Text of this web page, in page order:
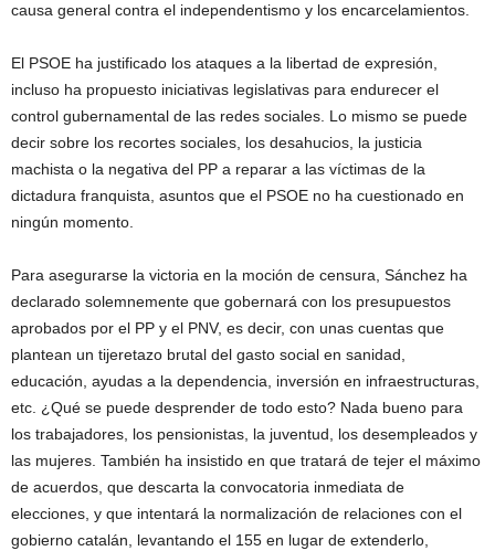
causa general contra el independentismo y los encarcelamientos.
El PSOE ha justificado los ataques a la libertad de expresión,
incluso ha propuesto iniciativas legislativas para endurecer el
control gubernamental de las redes sociales. Lo mismo se puede
decir sobre los recortes sociales, los desahucios, la justicia
machista o la negativa del PP a reparar a las víctimas de la
dictadura franquista, asuntos que el PSOE no ha cuestionado en
ningún momento.
Para asegurarse la victoria en la moción de censura, Sánchez ha
declarado solemnemente que gobernará con los presupuestos
aprobados por el PP y el PNV, es decir, con unas cuentas que
plantean un tijeretazo brutal del gasto social en sanidad,
educación, ayudas a la dependencia, inversión en infraestructuras,
etc. ¿Qué se puede desprender de todo esto? Nada bueno para
los trabajadores, los pensionistas, la juventud, los desempleados y
las mujeres. También ha insistido en que tratará de tejer el máximo
de acuerdos, que descarta la convocatoria inmediata de
elecciones, y que intentará la normalización de relaciones con el
gobierno catalán, levantando el 155 en lugar de extenderlo,